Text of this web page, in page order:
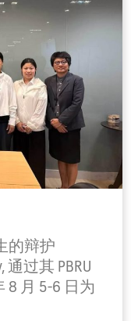
的辩护
通过其 PBRU
8 月 5-6 日为